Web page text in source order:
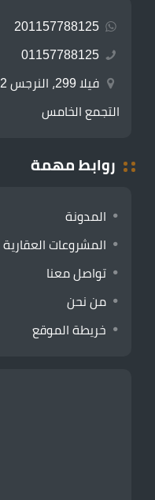
201157788125
01157788125
التجمع الخامس
روابط مهمة
المدونة
المشروعات العقارية
تواصل معنا
من نحن
خريطة الموقع